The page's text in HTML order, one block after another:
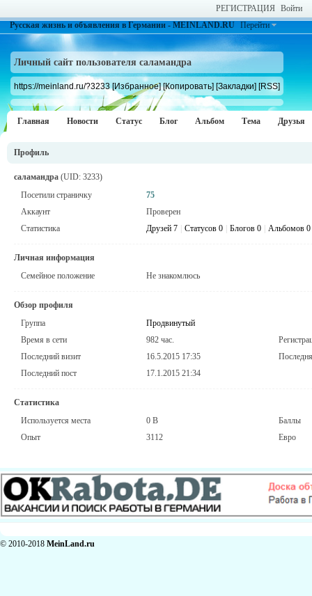
РЕГИСТРАЦИЯ Войти
Русская жизнь и объявления в Германии - MEINLAND.RU Перейти
Личный сайт пользователя саламандра
https://meinland.ru/?3233 [Избранное] [Копировать] [Закладки] [RSS]
Главная Новости Статус Блог Альбом Тема Друзья
Профиль
саламандра (UID: 3233)
Посетили страничку
75
Аккаунт
Проверен
Статистика
Друзей 7 Статусов 0 Блогов 0 Альбомов 0
Личная информация
Семейное положение
Не знакомлюсь
Обзор профиля
Группа
Продвинутый
Время в сети
982 час.
Последний визит
16.5.2015 17:35
Последний пост
17.1.2015 21:34
Статистика
Используется места
0 B
Баллы
Опыт
3112 Евро
© 2010-2018 MeinLand.ru